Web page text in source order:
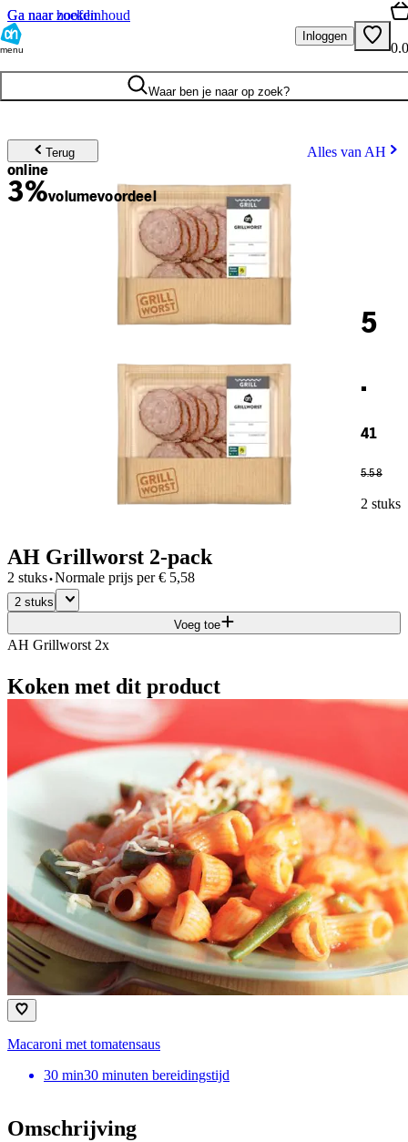
Ga naar hoofdinhoud
Ga naar zoeken
menu
Inloggen
Waar ben je naar op zoek?
Terug Alles van AH
online
3%volumevoordeel
5
.
41
5.58
2 stuks
AH Grillworst 2-pack
2 stuks·Normale prijs per € 5,58
2 stuks
Voeg toe
AH Grillworst 2x
Koken met dit product
Macaroni met tomatensaus
30 min30 minuten bereidingstijd
Omschrijving